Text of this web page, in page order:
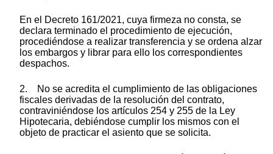
En el Decreto 161/2021, cuya firmeza no consta, se
declara terminado el procedimiento de ejecución,
procediéndose a realizar transferencia y se ordena alzar
los embargos y librar para ello los correspondientes
despachos.
2. No se acredita el cumplimiento de las obligaciones
fiscales derivadas de la resolución del contrato,
contraviniéndose los artículos 254 y 255 de la Ley
Hipotecaria, debiéndose cumplir los mismos con el
objeto de practicar el asiento que se solicita.